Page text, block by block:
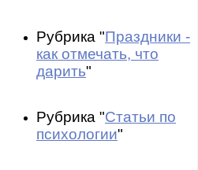
Рубрика "Праздники -
как отмечать, что
дарить"
Рубрика "Статьи по
психологии"